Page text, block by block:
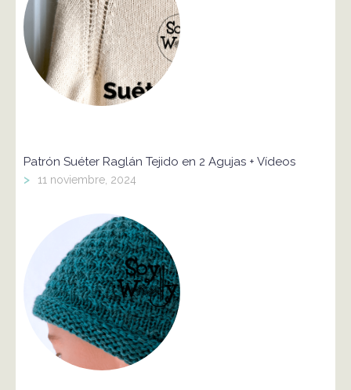
Patrón Suéter Raglán Tejido en 2 Agujas + Vídeos
> 11 noviembre, 2024